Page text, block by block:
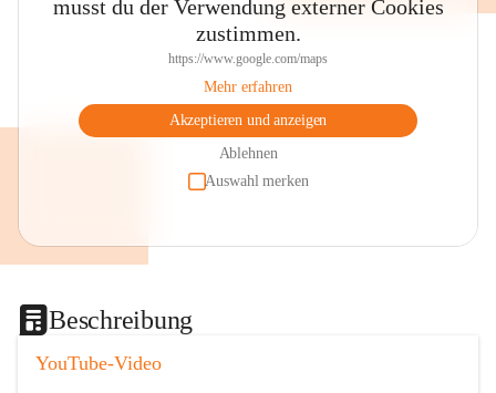
musst du der Verwendung externer Cookies
zustimmen.
https://www.google.com/maps
Mehr erfahren
Akzeptieren und anzeigen
Ablehnen
Auswahl merken
Beschreibung
YouTube-Video